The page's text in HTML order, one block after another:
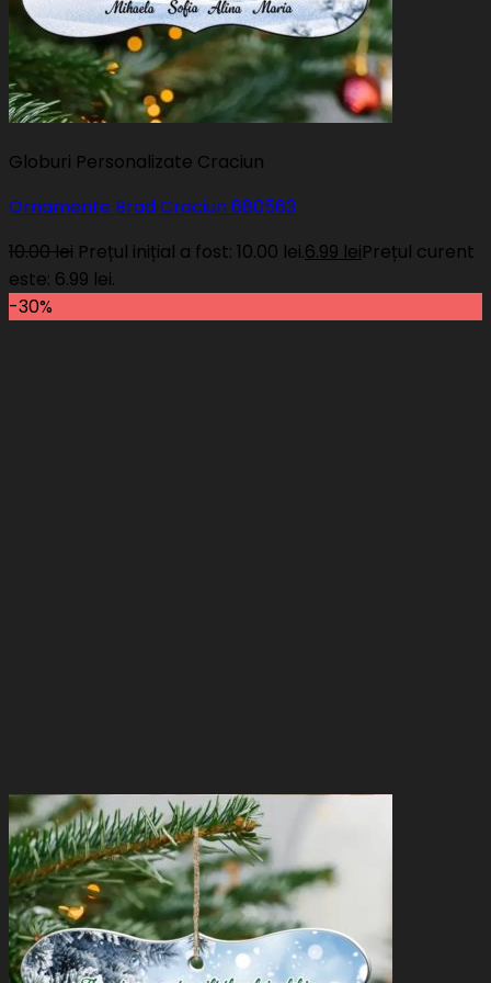
Globuri Personalizate Craciun
Ornamente Brad Craciun 680563
10.00lei Prețul inițial a fost: 10.00 lei.6.99 leiPrețul curent
este: 6.99 lei.
-30%